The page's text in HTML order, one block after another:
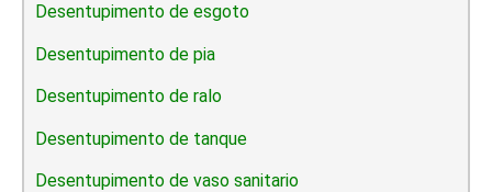
Desentupimento de esgoto
Desentupimento de pia
Desentupimento de ralo
Desentupimento de tanque
Desentupimento de vaso sanitario